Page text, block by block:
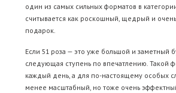
один из самых сильных форматов в
считывается как роскошный, щедрый и
подарок.
Если 51 роза — это уже большой и заметный
следующая ступень по впечатлению. Такой
каждый день, а для по-настоящему особых
менее масштабный, но тоже очень